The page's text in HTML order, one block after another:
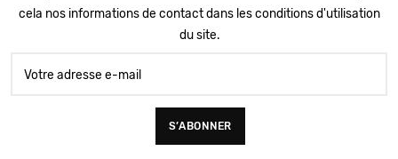
cela nos informations de contact dans les conditions d'utilisation
du site.